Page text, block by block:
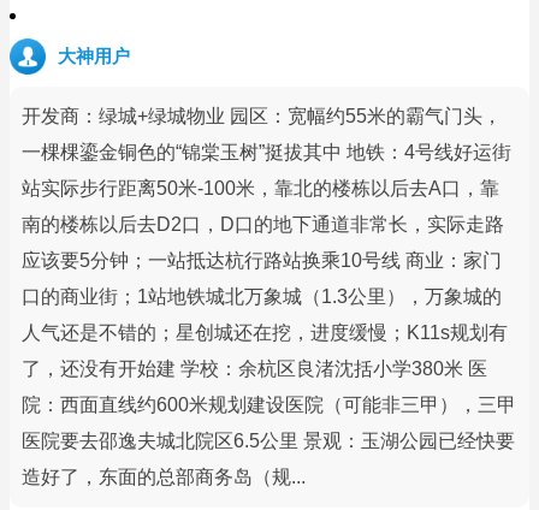
大神用户
开发商：绿城+绿城物业 园区：宽幅约55米的霸气门头，
一棵棵鎏金铜色的“锦棠玉树”挺拔其中 地铁：4号线好运街
站实际步行距离50米-100米，靠北的楼栋以后去A口，靠
南的楼栋以后去D2口，D口的地下通道非常长，实际走路
应该要5分钟；一站抵达杭行路站换乘10号线 商业：家门
口的商业街；1站地铁城北万象城（1.3公里），万象城的
人气还是不错的；星创城还在挖，进度缓慢；K11s规划有
了，还没有开始建 学校：余杭区良渚沈括小学380米 医
院：西面直线约600米规划建设医院（可能非三甲），三甲
医院要去邵逸夫城北院区6.5公里 景观：玉湖公园已经快要
造好了，东面的总部商务岛（规...